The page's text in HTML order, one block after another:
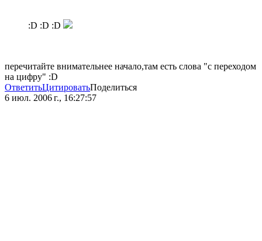
:D :D :D
перечитайте внимательнее начало,там есть слова "с переходом
на цифру" :D
ОтветитьЦитироватьПоделиться
6 июл. 2006 г., 16:27:57